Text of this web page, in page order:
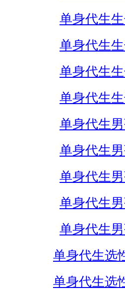
单身代生
单身代生
单身代生
单身代生
单身代生
单身代生
单身代生
单身代生
单身代生
单身代生选
单身代生选